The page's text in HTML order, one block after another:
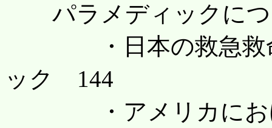
パラメディックに
・日本の救急救命
ック 144
・アメリカにおけ